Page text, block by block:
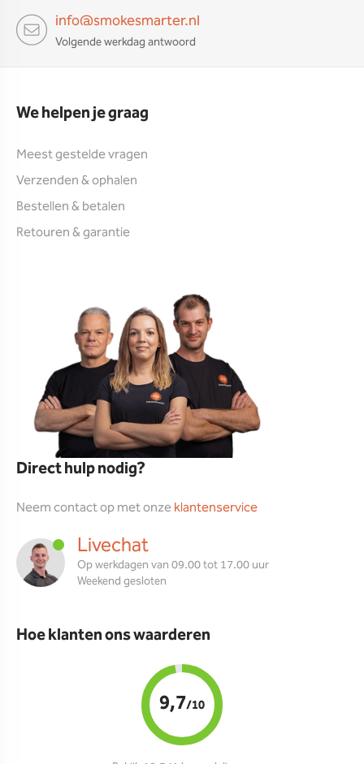
info@smokesmarter.nl
Volgende werkdag antwoord
We helpen je graag
Meest gestelde vragen
Verzenden & ophalen
Bestellen & betalen
Retouren & garantie
Direct hulp nodig?
Neem contact op met onzeklantenservice
Livechat
Op werkdagen van 09.00 tot 17.00 uur
Weekend gesloten
Hoe klanten ons waarderen
9,7/10